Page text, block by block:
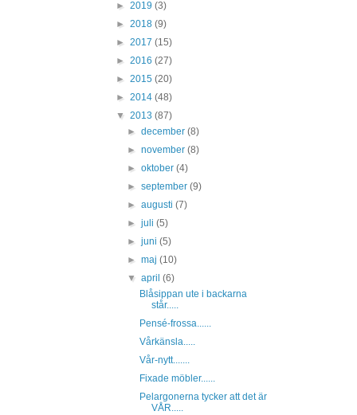
► 2019 (3)
► 2018 (9)
► 2017 (15)
► 2016 (27)
► 2015 (20)
► 2014 (48)
▼ 2013 (87)
►december(8)
►november(8)
►oktober(4)
►september(9)
►augusti(7)
►juli(5)
►juni(5)
►maj(10)
▼april(6)
Blåsippan ute i backarna
står.....
Pensé-frossa......
Vårkänsla.....
Vår-nytt.......
Fixade möbler......
Pelargonerna tycker att det är
VÅR.....